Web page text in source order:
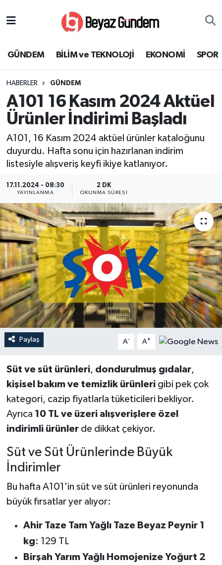
GÜNDEM BİLİM ve TEKNOLOJİ EKONOMİ SPOR
HABERLER GÜNDEM
A101 16 Kasım 2024 Aktüel
Ürünler İndirimi Başladı
A101, 16 Kasım 2024 aktüel ürünler kataloğunu
duyurdu. Hafta sonu için hazırlanan indirim
listesiyle alışveriş keyfi ikiye katlanıyor.
17.11.2024 - 08:30
YAYINLANMA
2 DK
OKUNMA SÜRESI
Paylaş A- A+
Süt ve süt ürünleri, dondurulmuş gıdalar,
kişisel bakım ve temizlik ürünlerigibi pek çok
kategori, cazip fiyatlarla tüketicileri bekliyor.
Ayrıca 10 TL ve üzeri alışverişlere özel
indirimli ürünlerde dikkat çekiyor.
Süt ve Süt Ürünlerinde Büyük
İndirimler
Bu hafta A101'in süt ve süt ürünleri reyonunda
büyük fırsatlar yer alıyor:
Ahir Taze Tam Yağlı Taze Beyaz Peynir 1
kg: 129 TL
Birşah Yarım Yağlı Homojenize Yoğurt 2
EKONOMİ
SPOR
SAĞLIK
EĞİTİM
KÜLTÜR SANAT
MAGAZİN
YEREL
Süper Lig Puan Durumu ve Fikstür
Tüm Manşetler
Son Dakika Haberleri
Haber Arşivi